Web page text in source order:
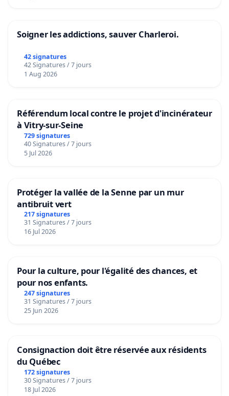
Soigner les addictions, sauver Charleroi.
42 signatures
42 Signatures / 7 jours
1 Aug 2026
Référendum local contre le projet d'incinérateur
à Vitry-sur-Seine
729 signatures
40 Signatures / 7 jours
5 Jul 2026
Protéger la vallée de la Senne par un mur
antibruit vert
217 signatures
31 Signatures / 7 jours
16 Jul 2026
Pour la culture, pour l'égalité des chances, et
pour nos enfants.
247 signatures
31 Signatures / 7 jours
25 Jun 2026
Consignaction doit être réservée aux résidents
du Québec
172 signatures
30 Signatures / 7 jours
18 Jul 2026